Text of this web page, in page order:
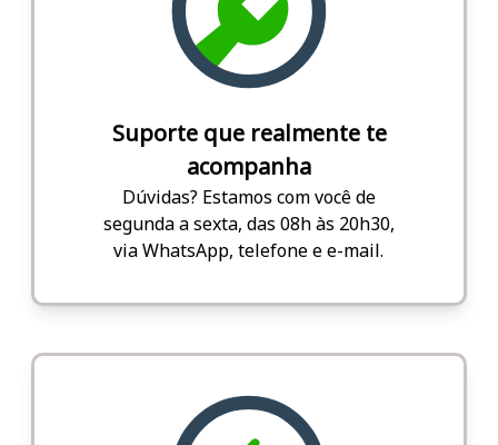
Suporte que realmente te
acompanha
Dúvidas? Estamos com você de
segunda a sexta, das 08h às 20h30,
via WhatsApp, telefone e e-mail.